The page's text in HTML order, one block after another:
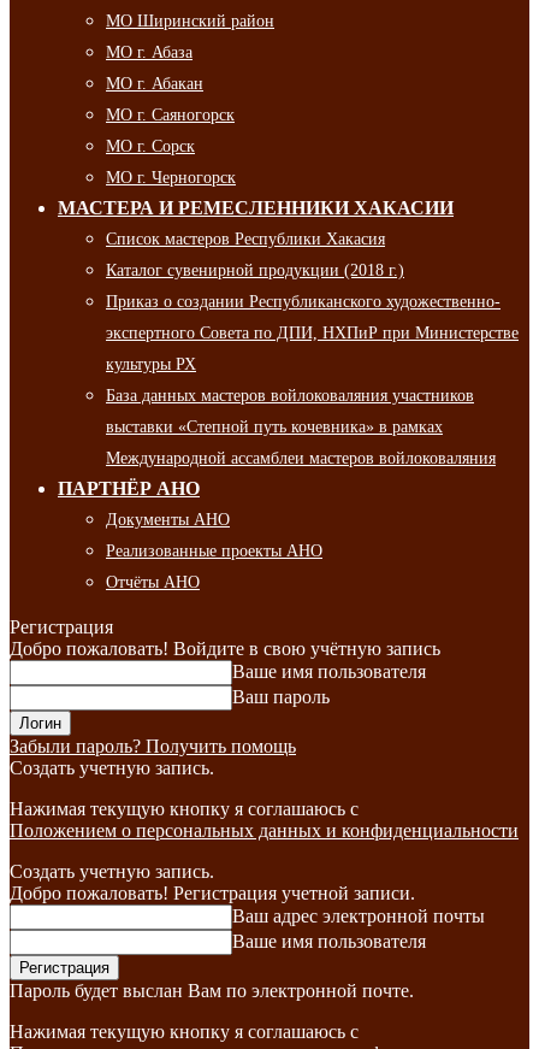
МО Ширинский район
МО г. Абаза
МО г. Абакан
МО г. Саяногорск
МО г. Сорск
МО г. Черногорск
МАСТЕРА И РЕМЕСЛЕННИКИ ХАКАСИИ
Список мастеров Республики Хакасия
Каталог сувенирной продукции (2018 г.)
Приказ о создании Республиканского художественно-
экспертного Совета по ДПИ, НХПиР при Министерстве
культуры РХ
База данных мастеров войлоковаляния участников
выставки «Степной путь кочевника» в рамках
Международной ассамблеи мастеров войлоковаляния
ПАРТНЁР АНО
Документы АНО
Реализованные проекты АНО
Отчёты АНО
Регистрация
Добро пожаловать! Войдите в свою учётную запись
Ваше имя пользователя
Ваш пароль
Забыли пароль? Получить помощь
Создать учетную запись.
Нажимая текущую кнопку я соглашаюсь с
Положением о персональных данных и конфиденциальности
Создать учетную запись.
Добро пожаловать! Регистрация учетной записи.
Ваш адрес электронной почты
Ваше имя пользователя
Пароль будет выслан Вам по электронной почте.
Нажимая текущую кнопку я соглашаюсь с